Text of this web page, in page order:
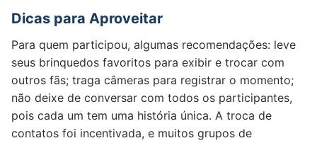
Dicas para Aproveitar
Para quem participou, algumas recomendações: leve
seus brinquedos favoritos para exibir e trocar com
outros fãs; traga câmeras para registrar o momento;
não deixe de conversar com todos os participantes,
pois cada um tem uma história única. A troca de
contatos foi incentivada, e muitos grupos de